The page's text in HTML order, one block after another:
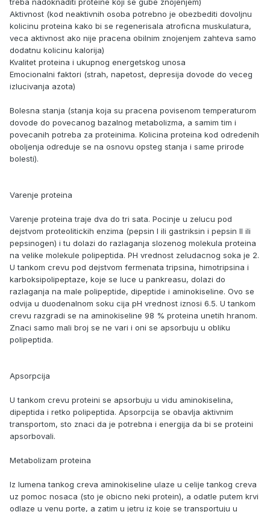
treba nadoknaditi proteine koji se gube znojenjem)
Aktivnost (kod neaktivnih osoba potrebno je obezbediti dovoljnu
kolicinu proteina kako bi se regenerisala atroficna muskulatura,
veca aktivnost ako nije pracena obilnim znojenjem zahteva samo
dodatnu kolicinu kalorija)
Kvalitet proteina i ukupnog energetskog unosa
Emocionalni faktori (strah, napetost, depresija dovode do veceg
izlucivanja azota)
Bolesna stanja (stanja koja su pracena povisenom temperaturom
dovode do povecanog bazalnog metabolizma, a samim tim i
povecanih potreba za proteinima. Kolicina proteina kod odredenih
oboljenja odreduje se na osnovu opsteg stanja i same prirode
bolesti).
Varenje proteina
Varenje proteina traje dva do tri sata. Pocinje u zelucu pod
dejstvom proteolitickih enzima (pepsin I ili gastriksin i pepsin II ili
pepsinogen) i tu dolazi do razlaganja slozenog molekula proteina
na velike molekule polipeptida. PH vrednost zeludacnog soka je 2.
U tankom crevu pod dejstvom fermenata tripsina, himotripsina i
karboksipolipeptaze, koje se luce u pankreasu, dolazi do
razlaganja na male polipeptide, dipeptide i aminokiseline. Ovo se
odvija u duodenalnom soku cija pH vrednost iznosi 6.5. U tankom
crevu razgradi se na aminokiseline 98 % proteina unetih hranom.
Znaci samo mali broj se ne vari i oni se apsorbuju u obliku
polipeptida.
Apsorpcija
U tankom crevu proteini se apsorbuju u vidu aminokiselina,
dipeptida i retko polipeptida. Apsorpcija se obavlja aktivnim
transportom, sto znaci da je potrebna i energija da bi se proteini
apsorbovali.
Metabolizam proteina
Iz lumena tankog creva aminokiseline ulaze u celije tankog creva
uz pomoc nosaca (sto je obicno neki protein), a odatle putem krvi
odlaze u venu porte, a zatim u jetru iz koje se transportuju u